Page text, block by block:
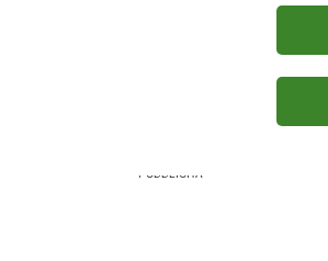
l’assistenza al pubblico e la
compito di occuparsi della prima
la biglietteria e fornendo
artistiche, ove necessario anche in